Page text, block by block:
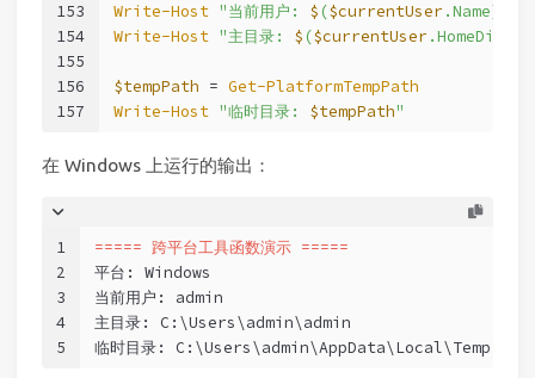
153
154
155
156
157
Write-Host "当前用户: $ ($currentUser .Name)"
Write-Host "主目录: $ ($currentUser .HomeDir)"
$tempPath = Get-PlatformTempPath
Write-Host "临时目录: $tempPath"
在 Windows 上运行的输出：
1
2
3
4
5
===== 跨平台工具函数演示 =====
平台: Windows
当前用户: admin
主目录: C:\Users\admin\admin
临时目录: C:\Users\admin\AppData\Local\Temp